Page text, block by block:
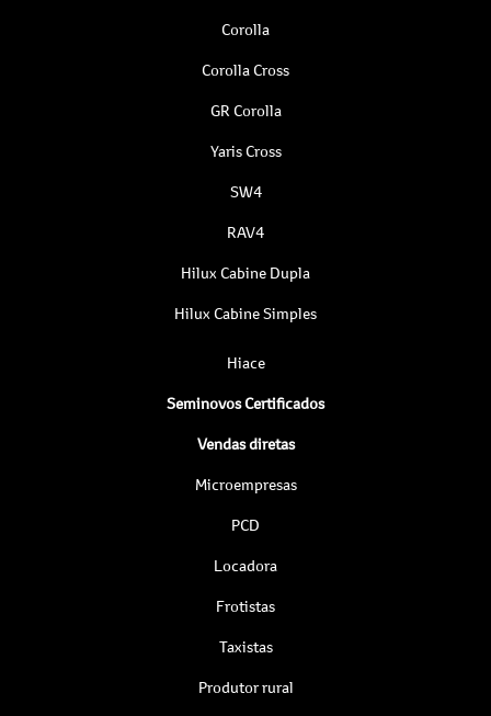
Corolla
Corolla Cross
GR Corolla
Yaris Cross
SW4
RAV4
Hilux Cabine Dupla
Hilux Cabine Simples
Hiace
Seminovos Certificados
Vendas diretas
Microempresas
PCD
Locadora
Frotistas
Taxistas
Produtor rural